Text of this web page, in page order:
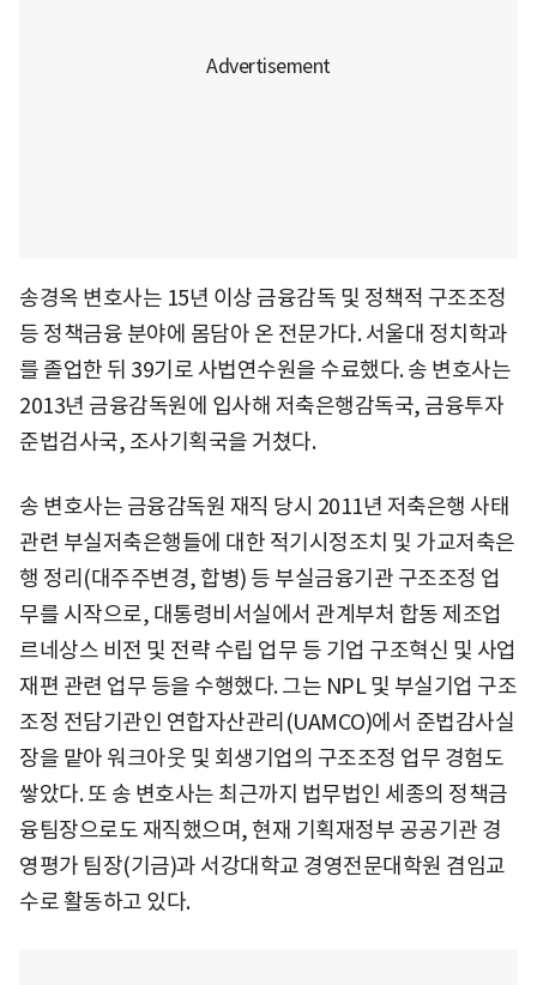
송경옥 변호사는 15년 이상 금융감독 및 정책적 구조조정
등 정책금융 분야에 몸담아 온 전문가다. 서울대 정치학과
를 졸업한 뒤 39기로 사법연수원을 수료했다. 송 변호사는
2013년 금융감독원에 입사해 저축은행감독국, 금융투자
준법검사국, 조사기획국을 거쳤다.
송 변호사는 금융감독원 재직 당시 2011년 저축은행 사태
관련 부실저축은행들에 대한 적기시정조치 및 가교저축은
행 정리(대주주변경, 합병) 등 부실금융기관 구조조정 업
무를 시작으로, 대통령비서실에서 관계부처 합동 제조업
르네상스 비전 및 전략 수립 업무 등 기업 구조혁신 및 사업
재편 관련 업무 등을 수행했다. 그는 NPL 및 부실기업 구조
조정 전담기관인 연합자산관리(UAMCO)에서 준법감사실
장을 맡아 워크아웃 및 회생기업의 구조조정 업무 경험도
쌓았다. 또 송 변호사는 최근까지 법무법인 세종의 정책금
융팀장으로도 재직했으며, 현재 기획재정부 공공기관 경
영평가 팀장(기금)과 서강대학교 경영전문대학원 겸임교
수로 활동하고 있다.